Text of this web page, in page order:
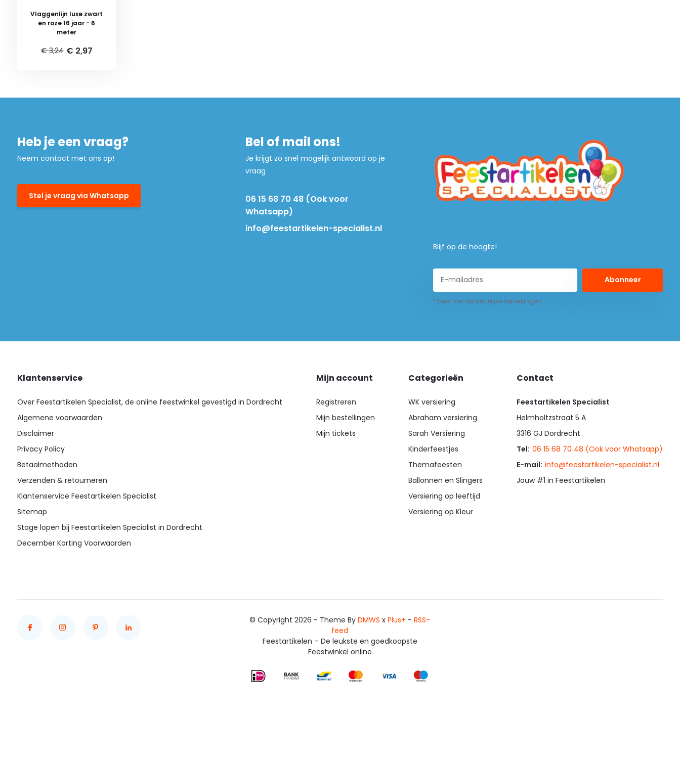
Vlaggenlijn luxe zwart
en roze 16 jaar - 6
meter
€ 3,24 € 2,97
Heb je een vraag?
Neem contact met ons op!
Stel je vraag via Whatsapp
Bel of mail ons!
Je krijgt zo snel mogelijk antwoord op je
vraag
06 15 68 70 48 (Ook voor
Whatsapp)
info@feestartikelen-specialist.nl
Blijf op de hoogte!
Abonneer
* Lees hier de wettelijke beperkingen
Klantenservice
Over Feestartikelen Specialist, de online feestwinkel gevestigd in Dordrecht
Algemene voorwaarden
Disclaimer
Privacy Policy
Betaalmethoden
Verzenden & retourneren
Klantenservice Feestartikelen Specialist
Sitemap
Stage lopen bij Feestartikelen Specialist in Dordrecht
December Korting Voorwaarden
Mijn account
Registreren
Mijn bestellingen
Mijn tickets
Categorieën
WK versiering
Abraham versiering
Sarah Versiering
Kinderfeestjes
Themafeesten
Ballonnen en Slingers
Versiering op leeftijd
Versiering op Kleur
Contact
Feestartikelen Specialist
Helmholtzstraat 5 A
3316 GJ Dordrecht
Tel: 06 15 68 70 48 (Ook voor Whatsapp)
E-mail: info@feestartikelen-specialist.nl
Jouw #1 in Feestartikelen
© Copyright 2026 - Theme ByDMWS xPlus+ -RSS-
feed
Feestartikelen – De leukste en goedkoopste
Feestwinkel online